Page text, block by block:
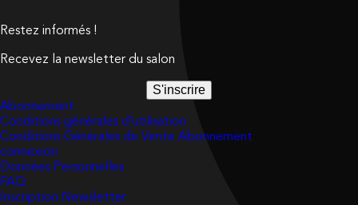
Restez informés !
Recevez la newsletter du salon
S'inscrire
Abonnement
Conditions générales d’utilisation
Conditions Générales de Vente Abonnement
connexion
Données Personnelles
FAQ
Inscription Newsletter